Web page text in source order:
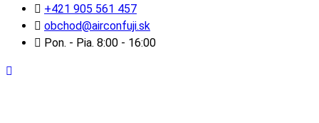
+421 905 561 457
obchod@airconfuji.sk
Pon. - Pia. 8:00 - 16:00